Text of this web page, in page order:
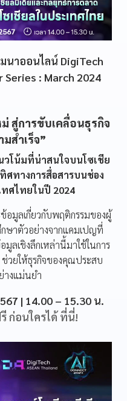
นาออนไลน์ DigiTech
Series : March 2024
สู่การขับเคลื่อนธุรกิจ
สำเร็จ”
วโน้มที่น่าสนใจบนโซเชีย
ศทางการสื่อสารบนช่อง
ศไทยในปี 2024
มูลเกี่ยวกับพฤติกรรมของผู้
ษาตัวอย่างจากแคมเปญที่
ลเชิงลึกเหล่านี้มาใช้ในการ
ยให้ธุรกิจของคุณประสบ
างแม่นยำ
| 14.00 – 15.30 น.
ก่อนใครได้ ที่นี่!